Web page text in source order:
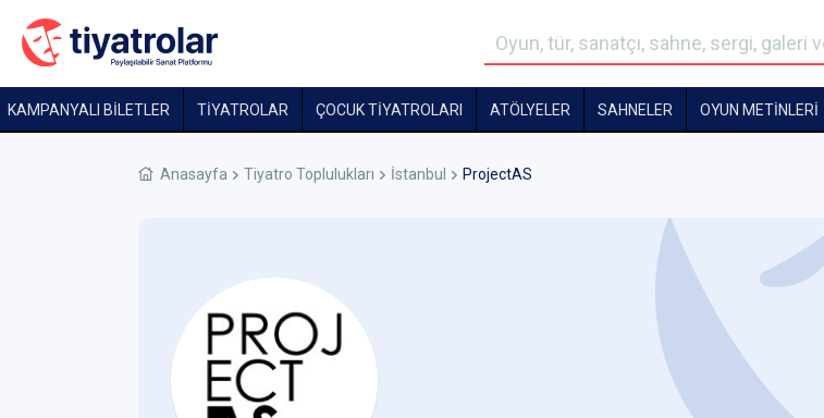
KAMPANYALI BİLETLER TİYATROLAR ÇOCUK TIYATROLARI ATÖLYELER SAHNELER OYUN METİNLERİ
Anasayfa Tiyatro Toplulukları İstanbul ProjectAS